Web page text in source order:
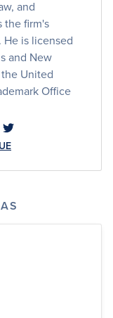
and
the firm's
He is licensed
and New
United
Office
FACEBOOK